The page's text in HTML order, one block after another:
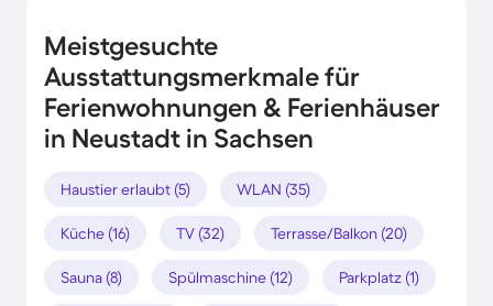
Meistgesuchte
Ausstattungsmerkmale für
Ferienwohnungen & Ferienhäuser
in Neustadt in Sachsen
Haustier erlaubt (5) WLAN (35)
Küche (16) TV (32) Terrasse/Balkon (20)
Sauna (8) Spülmaschine (12) Parkplatz (1)